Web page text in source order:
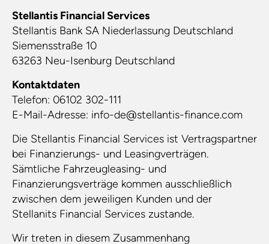
Stellantis Financial Services
Stellantis Bank SA Niederlassung Deutschland
Siemensstraße 10
63263 Neu-Isenburg Deutschland
Kontaktdaten
Telefon: 06102 302-111
E-Mail-Adresse: info-de@stellantis-finance.com
Die Stellantis Financial Services ist Vertragspartner
bei Finanzierungs- und Leasingverträgen.
Sämtliche Fahrzeugleasing- und
Finanzierungsverträge kommen ausschließlich
zwischen dem jeweiligen Kunden und der
Stellanits Financial Services zustande.
Wir treten in diesem Zusammenhang